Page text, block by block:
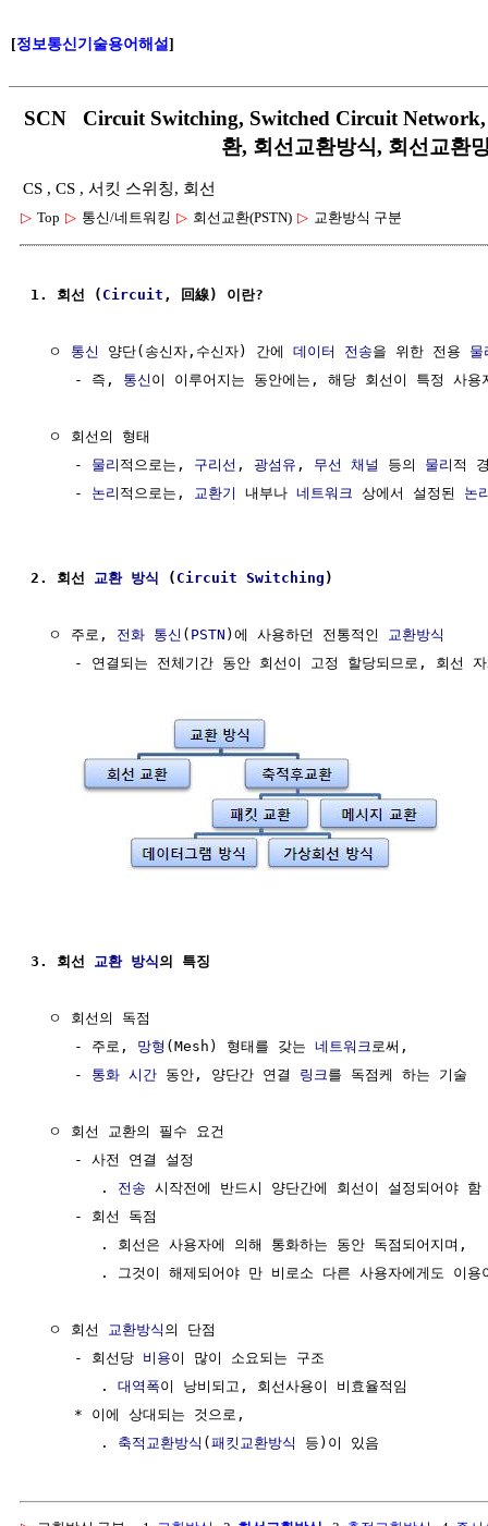
[정보통신기술용어해설]
SCN Circuit Switching, Switched Circuit
환, 회선교환방식, 회선교환
CS , CS , 서킷 스위칭, 회선
▷ Top ▷ 통신/네트워킹 ▷ 회선교환(PSTN) ▷ 교환방식 구분
1. 회선 ( Circuit , 回線) 이란?
  ㅇ
통신 양단(송신자,수신자) 간에 데이터 전송을 위한 전용 물
     - 즉,
통신 이 이루어지는 동안에는, 해당 회선이 특정 사용
  ㅇ 회선의 형태
     -
물리 적으로는, 구리선 , 광섬유 , 무선 채널 등의 물리 적
     -
논리 적으로는, 교환기 내부나 네트워크 상에서 설정된 논
2. 회선 교환 방식 ( Circuit Switching )
  ㅇ 주로,
전화 통신 ( PSTN )에 사용하던 전통적인
교환방식
- 연결되는 전체기간 동안 회선이 고정 할당되므로, 회선
3. 회선 교환 방식의 특징
  ㅇ 회선의 독점
     - 주로,
망형 (Mesh) 형태를 갖는 네트워크 로써,
     -
통화 시간 동안, 양단간 연결 링크 를 독점케 하는 기술
  ㅇ 회선 교환의 필수 요건
     - 사전 연결 설정
        .
전송 시작전에 반드시 양단간에 회선이 설정되어야 함
     - 회선 독점
        . 회선은 사용자에 의해 통화하는 동안 독점되어지며,
. 그것이 해제되어야 만 비로소 다른 사용자에게도 이용
  ㅇ 회선
교환방식 의 단점
     - 회선당
비용이 많이 소요되는 구조
        .
대역폭이 낭비되고, 회선사용이 비효율적임
     * 이에 상대되는 것으로,
        .
축적교환방식 (패킷교환방식